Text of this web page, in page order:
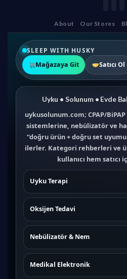
About Our Stores
SLEEP WITH HUSKY
Mağazaya Git
Satıcı Ol
Uyku • Solunum • Evde
uykusolunum.com; CPAP/
sistemlerine, nebülizatör ve
“doğru ürün + doğru set uyumu
ilerler. Kategori rehberleri ve
kullanıcı hem satıcı
Uyku Terapi
Oksijen Tedavi
Nebülizatör & Nem
Medikal Elektronik